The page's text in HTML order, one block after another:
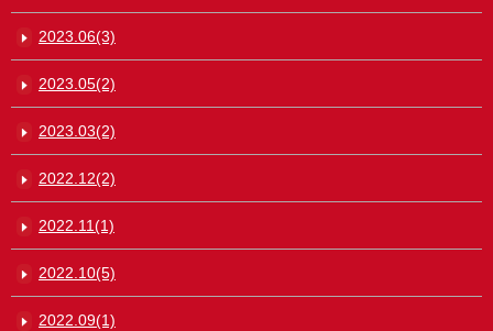
2023.06(3)
2023.05(2)
2023.03(2)
2022.12(2)
2022.11(1)
2022.10(5)
2022.09(1)